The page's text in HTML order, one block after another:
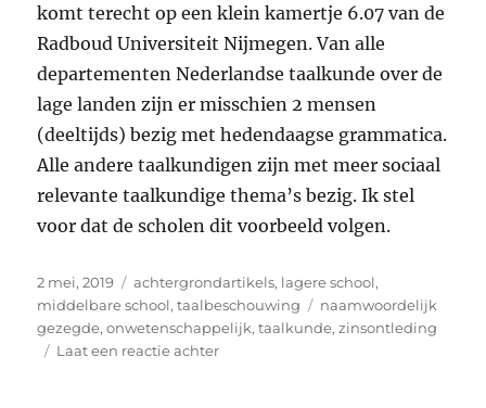
komt terecht op een klein kamertje 6.07 van de
Radboud Universiteit Nijmegen. Van alle
departementen Nederlandse taalkunde over de
lage landen zijn er misschien 2 mensen
(deeltijds) bezig met hedendaagse grammatica.
Alle andere taalkundigen zijn met meer sociaal
relevante taalkundige thema’s bezig. Ik stel
voor dat de scholen dit voorbeeld volgen.
Geplaatst
op
2 mei, 2019 Categorieën
achtergrondartikels, lagere school,
middelbare school,taalbeschouwing Tags
naamwoordelijk
gezegde,onwetenschappelijk,taalkunde,zinsontleding
Laat een reactie achterop